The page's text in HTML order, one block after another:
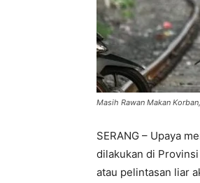
Masih Rawan Makan
SERANG – Upaya
dilakukan di
atau pelintasan liar